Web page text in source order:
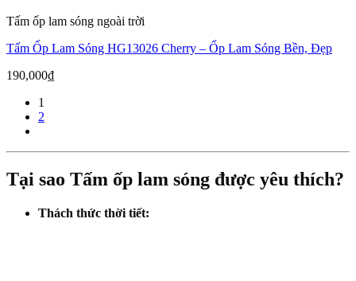
Tấm ốp lam sóng ngoài trời
Tấm Ốp Lam Sóng HG13026 Cherry – Ốp Lam Sóng Bền, Đẹp
190,000₫
1
2
Tại sao Tấm ốp lam sóng được yêu thích?
Thách thức thời tiết: